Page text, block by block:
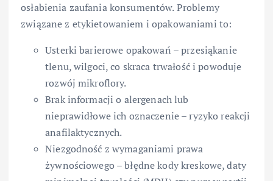
osłabienia zaufania konsumentów. Problemy
związane z etykietowaniem i opakowaniami to:
Usterki barierowe opakowań – przesiąkanie
tlenu, wilgoci, co skraca trwałość i powoduje
rozwój mikroflory.
Brak informacji o alergenach lub
nieprawidłowe ich oznaczenie – ryzyko reakcji
anafilaktycznych.
Niezgodność z wymaganiami prawa
żywnościowego – błędne kody kreskowe, daty